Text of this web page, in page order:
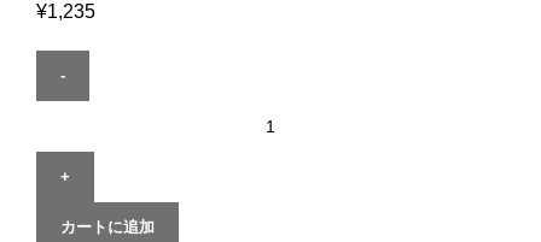
¥1,235
カートに追加